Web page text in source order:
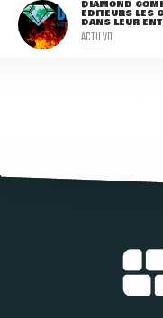
DIAMOND
ÉDITEURS LES
DANS LEUR
ACTU VO